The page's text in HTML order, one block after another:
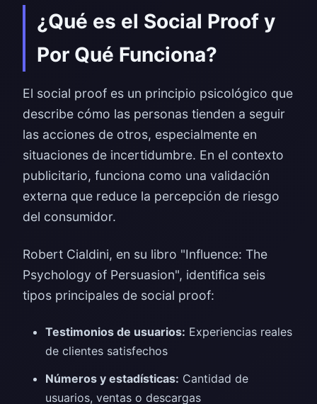
¿Qué es el Social Proof y
Por Qué Funciona?
El social proof es un principio psicológico que
describe cómo las personas tienden a seguir
las acciones de otros, especialmente en
situaciones de incertidumbre. En el contexto
publicitario, funciona como una validación
externa que reduce la percepción de riesgo
del consumidor.
Robert Cialdini, en su libro "Influence: The
Psychology of Persuasion", identifica seis
tipos principales de social proof:
Testimonios de usuarios: Experiencias reales
de clientes satisfechos
Números y estadísticas: Cantidad de
usuarios, ventas o descargas